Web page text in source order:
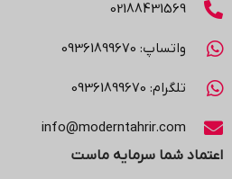
02188431569
واتساپ: 09361899670
تلگرام: 09361899670
info@moderntahrir.com
اعتماد شما سرمایه ماست